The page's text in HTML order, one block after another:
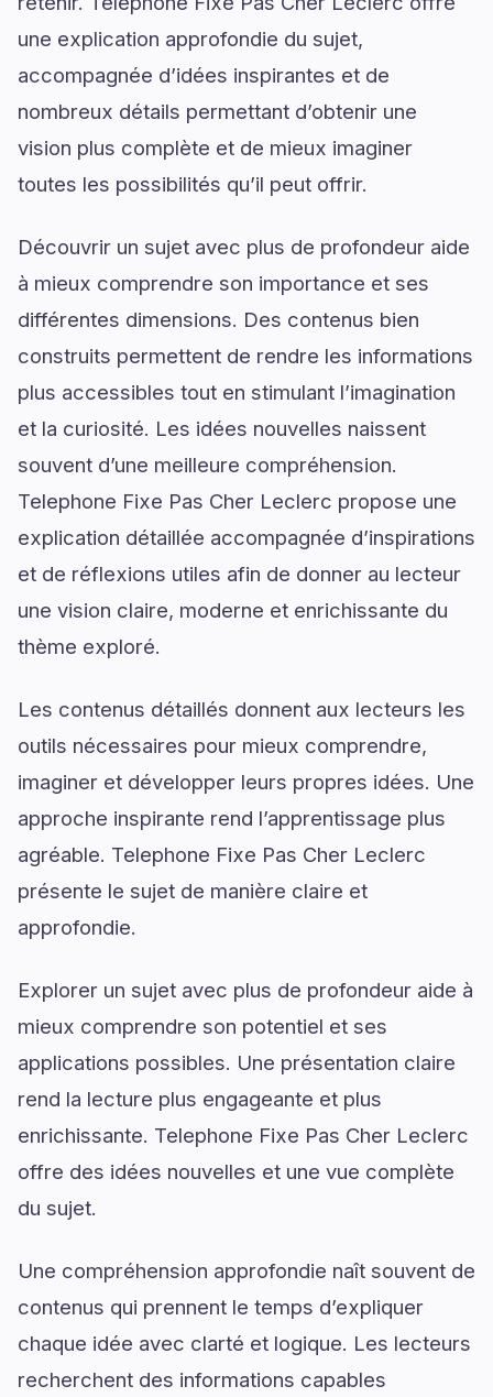
une explication approfondie du sujet,
accompagnée d’idées inspirantes et de
nombreux détails permettant d’obtenir une
vision plus complète et de mieux imaginer
toutes les possibilités qu’il peut offrir.
Découvrir un sujet avec plus de profondeur aide
à mieux comprendre son importance et ses
différentes dimensions. Des contenus bien
construits permettent de rendre les informations
plus accessibles tout en stimulant l’imagination
et la curiosité. Les idées nouvelles naissent
souvent d’une meilleure compréhension.
Telephone Fixe Pas Cher Leclerc propose une
explication détaillée accompagnée d’inspirations
et de réflexions utiles afin de donner au lecteur
une vision claire, moderne et enrichissante du
thème exploré.
Les contenus détaillés donnent aux lecteurs les
outils nécessaires pour mieux comprendre,
imaginer et développer leurs propres idées. Une
approche inspirante rend l’apprentissage plus
agréable. Telephone Fixe Pas Cher Leclerc
présente le sujet de manière claire et
approfondie.
Explorer un sujet avec plus de profondeur aide à
mieux comprendre son potentiel et ses
applications possibles. Une présentation claire
rend la lecture plus engageante et plus
enrichissante. Telephone Fixe Pas Cher Leclerc
offre des idées nouvelles et une vue complète
du sujet.
Une compréhension approfondie naît souvent de
contenus qui prennent le temps d’expliquer
chaque idée avec clarté et logique. Les lecteurs
recherchent des informations capables